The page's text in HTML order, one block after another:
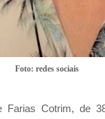
Foto: redes sociais
Farias Cotrim, de